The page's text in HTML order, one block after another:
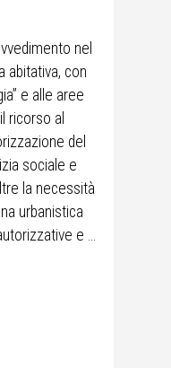
nel
abitativa, con
e alle aree
ricorso al
del
sociale e
la necessità
urbanistica
e ...